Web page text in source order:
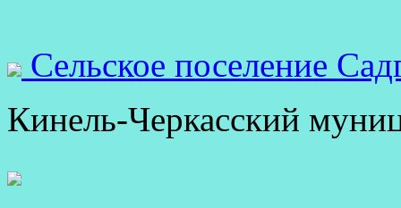
Сельское поселение
Кинель-Черкасский